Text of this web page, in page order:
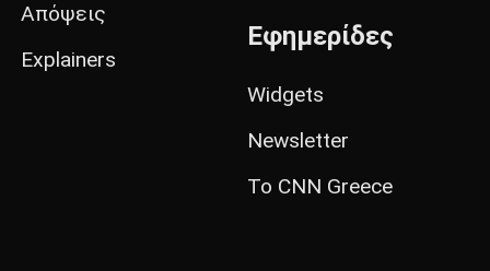
Απόψεις
Explainers
Εφημερίδες
Widgets
Newsletter
Το CNN Greece